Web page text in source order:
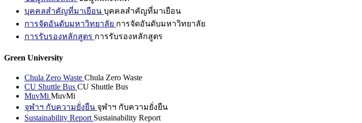
บุคคลสำคัญที่มาเยือน บุคคลสำคัญที่มาเยือน
การจัดอันดับมหาวิทยาลัย การจัดอันดับมหาวิทยาลัย
การรับรองหลักสูตร การรับรองหลักสูตร
Green University
Chula Zero Waste Chula Zero Waste
CU Shuttle Bus CU Shuttle Bus
MuvMi MuvMi
จุฬาฯ กับความยั่งยืน จุฬาฯ กับความยั่งยืน
Sustainability Report Sustainability Report